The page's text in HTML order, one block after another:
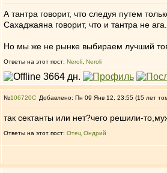
А тантра говорит, что следуя путем
Сахаджаяна говорит, что и тантра не
Но мы же не рынке выбираем лучший
Ответы на этот пост: Neroli Neroli
№106720 Добавлено: Пн 09 Янв 12, 23:55 (15 лет
так сектанты или нет?чего решили-
Ответы на этот пост: Отец Ондрий